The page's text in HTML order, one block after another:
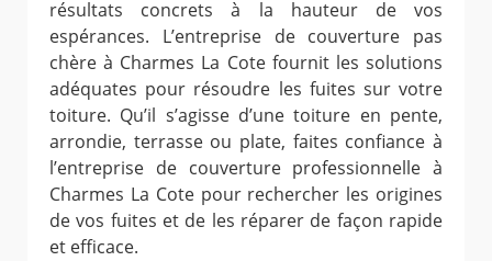
résultats concrets à la hauteur de vos
espérances. L’entreprise de couverture pas
chère à Charmes La Cote fournit les solutions
adéquates pour résoudre les fuites sur votre
toiture. Qu’il s’agisse d’une toiture en pente,
arrondie, terrasse ou plate, faites confiance à
l’entreprise de couverture professionnelle à
Charmes La Cote pour rechercher les origines
de vos fuites et de les réparer de façon rapide
et efficace.